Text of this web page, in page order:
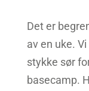
Det er
av en uke.
stykke sør
basecamp.